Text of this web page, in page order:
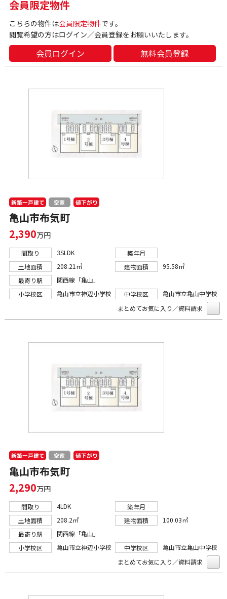
会員限定物件
こちらの物件は会員限定物件です。
閲覧希望の方はログイン／会員登録をお願いいたします。
会員ログイン 無料会員登録
新築一戸建て 空家 値下がり
亀山市布気町
2,390万円
間取り 3SLDK
築年月
土地面積
208.21㎡ 建物面積
95.58㎡
最寄り駅
関西線「亀山」
小学校区
亀山市立神辺小学校 中学校区
亀山市立亀山中学校
まとめてお気に入り／資料請求
新築一戸建て 空家 値下がり
亀山市布気町
2,290万円
間取り 4LDK
築年月
土地面積
208.2㎡ 建物面積
100.03㎡
最寄り駅
関西線「亀山」
小学校区
亀山市立神辺小学校 中学校区
亀山市立亀山中学校
まとめてお気に入り／資料請求